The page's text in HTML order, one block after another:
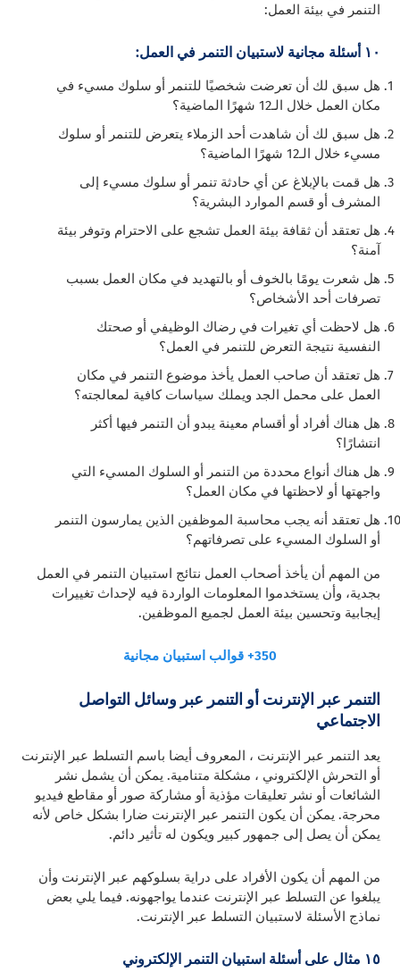
التنمر في بيئة العمل:
١٠ أسئلة مجانية لاستبيان التنمر في العمل:
هل سبق لك أن تعرضت شخصيًا للتنمر أو سلوك مسيء في
مكان العمل خلال الـ12 شهرًا الماضية؟
هل سبق لك أن شاهدت أحد الزملاء يتعرض للتنمر أو سلوك
مسيء خلال الـ12 شهرًا الماضية؟
هل قمت بالإبلاغ عن أي حادثة تنمر أو سلوك مسيء إلى
المشرف أو قسم الموارد البشرية؟
هل تعتقد أن ثقافة بيئة العمل تشجع على الاحترام وتوفر بيئة
آمنة؟
هل شعرت يومًا بالخوف أو بالتهديد في مكان العمل بسبب
تصرفات أحد الأشخاص؟
هل لاحظت أي تغيرات في رضاك الوظيفي أو صحتك
النفسية نتيجة التعرض للتنمر في العمل؟
هل تعتقد أن صاحب العمل يأخذ موضوع التنمر في مكان
العمل على محمل الجد ويملك سياسات كافية لمعالجته؟
هل هناك أفراد أو أقسام معينة يبدو أن التنمر فيها أكثر
انتشارًا؟
هل هناك أنواع محددة من التنمر أو السلوك المسيء التي
واجهتها أو لاحظتها في مكان العمل؟
هل تعتقد أنه يجب محاسبة الموظفين الذين يمارسون التنمر
أو السلوك المسيء على تصرفاتهم؟
من المهم أن يأخذ أصحاب العمل نتائج استبيان التنمر في العمل
بجدية، وأن يستخدموا المعلومات الواردة فيه لإحداث تغييرات
إيجابية وتحسين بيئة العمل لجميع الموظفين.
350+ قوالب استبيان مجانية
التنمر عبر الإنترنت أو التنمر عبر وسائل التواصل
الاجتماعي
يعد التنمر عبر الإنترنت ، المعروف أيضا باسم التسلط عبر الإنترنت
أو التحرش الإلكتروني ، مشكلة متنامية. يمكن أن يشمل نشر
الشائعات أو نشر تعليقات مؤذية أو مشاركة صور أو مقاطع فيديو
محرجة. يمكن أن يكون التنمر عبر الإنترنت ضارا بشكل خاص لأنه
يمكن أن يصل إلى جمهور كبير ويكون له تأثير دائم.
من المهم أن يكون الأفراد على دراية بسلوكهم عبر الإنترنت وأن
يبلغوا عن التسلط عبر الإنترنت عندما يواجهونه. فيما يلي بعض
نماذج الأسئلة لاستبيان التسلط عبر الإنترنت.
١٥ مثال على أسئلة استبيان التنمر الإلكتروني